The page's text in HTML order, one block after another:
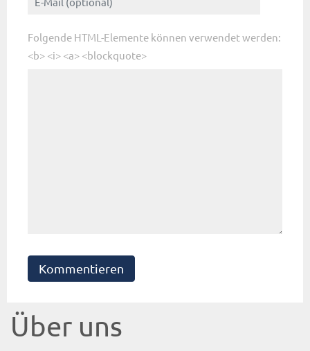
Folgende HTML-Elemente können verwendet werden:
<b> <i> <a> <blockquote>
Kommentieren
Über uns